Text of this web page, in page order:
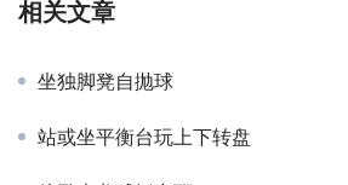
相关文章
坐独脚凳自抛球
站或坐平衡台玩上下转盘